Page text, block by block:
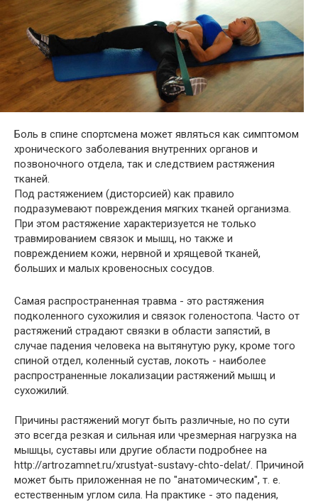
Боль в спине спортсмена может являться как симптомом
хронического заболевания внутренних органов и
позвоночного отдела, так и следствием растяжения
тканей.
Под растяжением (дисторсией) как правило
подразумевают повреждения мягких тканей организма.
При этом растяжение характеризуется не только
травмированием связок и мышц, но также и
повреждением кожи, нервной и хрящевой тканей,
больших и малых кровеносных сосудов.
Самая распространенная травма - это растяжения
подколенного сухожилия и связок голеностопа. Часто от
растяжений страдают связки в области запястий, в
случае падения человека на вытянутую руку, кроме того
спиной отдел, коленный сустав, локоть - наиболее
распространенные локализации растяжений мышц и
сухожилий.
Причины растяжений могут быть различные, но по сути
это всегда резкая и сильная или чрезмерная нагрузка на
мышцы, суставы или другие области подробнее на
http://artrozamnet.ru/xrustyat-sustavy-chto-delat/. Причиной
может быть приложенная не по "анатомическим", т. е.
естественным углом сила. На практике - это падения,